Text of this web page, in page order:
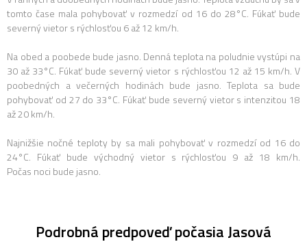
tomto čase mala pohybovať v rozmedzí od 16 do 28°C. Fúkať bude
severný vietor s rýchlosťou 6 až 12 km/h.
Na obed a poobede bude jasno. Denná teplota na poludnie vystúpi na
30 až 33°C. Fúkať bude severný vietor s rýchlosťou 12 až 15 km/h. V
poobedných a večerných hodinách bude jasno. Teplota sa bude
pohybovať od 27 do 33°C. Fúkať bude severný vietor s intenzitou 18
až 20 km/h.
Najnižšie nočné teploty by sa mali pohybovať v rozmedzí od 16 do
24°C. Fúkať bude východný vietor s rýchlosťou 9 až 18 km/h.
Počas noci bude jasno.
Podrobná predpoveď počasia Jasová